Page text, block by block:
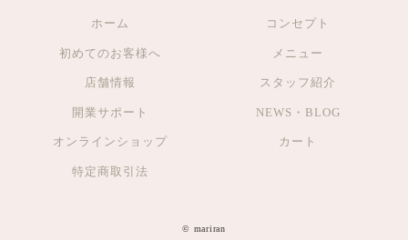
ホーム コンセプト
初めてのお客様へ メニュー
店舗情報 スタッフ紹介
開業サポート NEWS・BLOG
オンラインショップ カート
特定商取引法
© mariran